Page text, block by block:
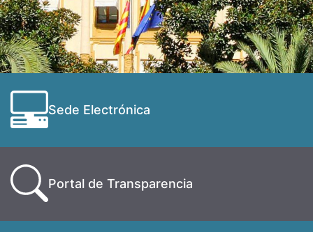
Sede Electrónica
Portal de Transparencia